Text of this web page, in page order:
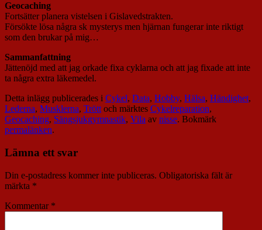
Geocaching
Fortsätter planera vistelsen i Gislavedstrakten.
Försökte lösa några sk mysterys men hjärnan fungerar inte riktigt
som den brukar på mig…
Sammanfattning
Jättenöjd med att jag orkade fixa cyklarna och att jag fixade att inte
ta några extra läkemedel.
Detta inlägg publicerades i Cykel, Data, Hobby, Hälsa, Händighet,
Lederna, Musklerna, Tröttoch märktes Cykelreparation,
Geocaching, Sängsjukgymnastik, Vila av nisse. Bokmärk
permalänken.
Lämna ett svar
Din e-postadress kommer inte publiceras. Obligatoriska fält är
märkta *
Kommentar *